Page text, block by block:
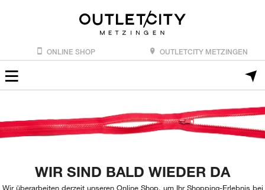
ONLINE SHOP OUTLETCITY METZINGEN
WIR SIND BALD WIEDER DA
Wir überarbeiten derzeit unseren Online Shop, um Ihr Shopping-Erlebnis bei